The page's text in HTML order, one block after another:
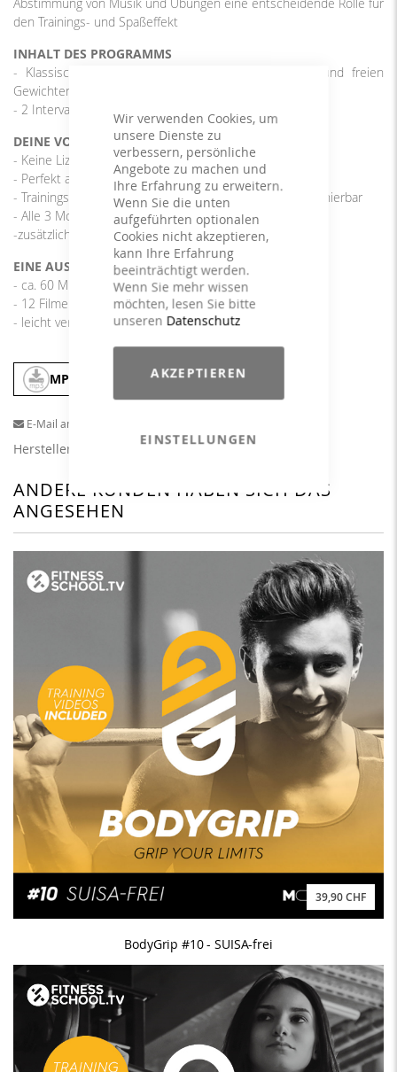
Wir verwenden Cookies, um
unsere Dienste zu
verbessern, persönliche
Angebote zu machen und
Ihre Erfahrung zu erweitern.
Wenn Sie die unten
aufgeführten optionalen
Cookies nicht akzeptieren,
kann Ihre Erfahrung
beeinträchtigt werden.
Wenn Sie mehr wissen
möchten, lesen Sie bitte
unseren Datenschutz
AKZEPTIEREN
EINSTELLUNGEN
den Trainings- und Spaßeffekt
INHALT DES PROGRAMMS
- Klassisches Kraftausdauertraining mit Langhanteln und freien
Gewichten
- 2 Intervalleinheiten à 4 x 30/15 Sek.
DEINE VORTEILE
- Keine Lizenzkosten
- Perfekt auf die Übungen abgestimmte Musik
- Trainingspläne aus verschiedenen Ausgaben frei kombinierbar
- Alle 3 Monate neu
-zusätzlich zwei Intervalleinheiten
EINE AUSGABE ENTHÄLT
- ca. 60 Min. mitreißende, coole Musik
- 12 Filme mit vielfältigen Übungen
- leicht verständlicher und umsetzbarer Trainingsplan
MP3 In den Warenkorb
E-Mail an einen Freund
Herstellerangaben
ANDERE KUNDEN HABEN SICH DAS
ANGESEHEN
39,90 CHF
BodyGrip #10 - SUISA-frei